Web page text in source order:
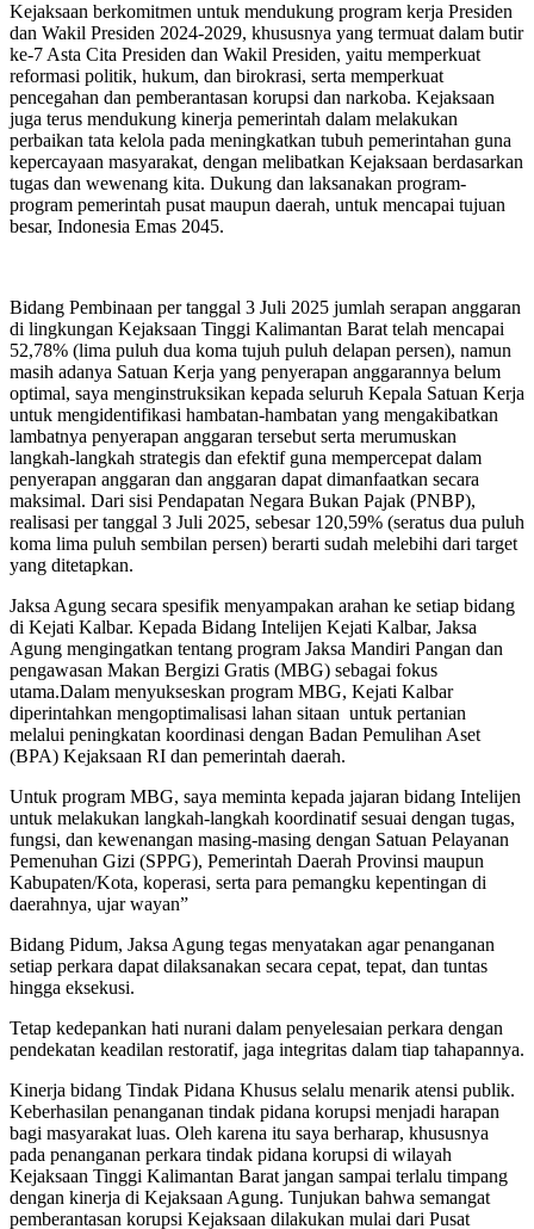
Kejaksaan berkomitmen untuk mendukung program kerja Presiden
dan Wakil Presiden 2024-2029, khususnya yang termuat dalam butir
ke-7 Asta Cita Presiden dan Wakil Presiden, yaitu memperkuat
reformasi politik, hukum, dan birokrasi, serta memperkuat
pencegahan dan pemberantasan korupsi dan narkoba. Kejaksaan
juga terus mendukung kinerja pemerintah dalam melakukan
perbaikan tata kelola pada meningkatkan tubuh pemerintahan guna
kepercayaan masyarakat, dengan melibatkan Kejaksaan berdasarkan
tugas dan wewenang kita. Dukung dan laksanakan program-
program pemerintah pusat maupun daerah, untuk mencapai tujuan
besar, Indonesia Emas 2045.
Bidang Pembinaan per tanggal 3 Juli 2025 jumlah serapan anggaran
di lingkungan Kejaksaan Tinggi Kalimantan Barat telah mencapai
52,78% (lima puluh dua koma tujuh puluh delapan persen), namun
masih adanya Satuan Kerja yang penyerapan anggarannya belum
optimal, saya menginstruksikan kepada seluruh Kepala Satuan Kerja
untuk mengidentifikasi hambatan-hambatan yang mengakibatkan
lambatnya penyerapan anggaran tersebut serta merumuskan
langkah-langkah strategis dan efektif guna mempercepat dalam
penyerapan anggaran dan anggaran dapat dimanfaatkan secara
maksimal. Dari sisi Pendapatan Negara Bukan Pajak (PNBP),
realisasi per tanggal 3 Juli 2025, sebesar 120,59% (seratus dua puluh
koma lima puluh sembilan persen) berarti sudah melebihi dari target
yang ditetapkan.
Jaksa Agung secara spesifik menyampakan arahan ke setiap bidang
di Kejati Kalbar. Kepada Bidang Intelijen Kejati Kalbar, Jaksa
Agung mengingatkan tentang program Jaksa Mandiri Pangan dan
pengawasan Makan Bergizi Gratis (MBG) sebagai fokus
utama.Dalam menyukseskan program MBG, Kejati Kalbar
diperintahkan mengoptimalisasi lahan sitaan untuk pertanian
melalui peningkatan koordinasi dengan Badan Pemulihan Aset
(BPA) Kejaksaan RI dan pemerintah daerah.
Untuk program MBG, saya meminta kepada jajaran bidang Intelijen
untuk melakukan langkah-langkah koordinatif sesuai dengan tugas,
fungsi, dan kewenangan masing-masing dengan Satuan Pelayanan
Pemenuhan Gizi (SPPG), Pemerintah Daerah Provinsi maupun
Kabupaten/Kota, koperasi, serta para pemangku kepentingan di
daerahnya, ujar wayan”
Bidang Pidum, Jaksa Agung tegas menyatakan agar penanganan
setiap perkara dapat dilaksanakan secara cepat, tepat, dan tuntas
hingga eksekusi.
Tetap kedepankan hati nurani dalam penyelesaian perkara dengan
pendekatan keadilan restoratif, jaga integritas dalam tiap tahapannya.
Kinerja bidang Tindak Pidana Khusus selalu menarik atensi publik.
Keberhasilan penanganan tindak pidana korupsi menjadi harapan
bagi masyarakat luas. Oleh karena itu saya berharap, khususnya
pada penanganan perkara tindak pidana korupsi di wilayah
Kejaksaan Tinggi Kalimantan Barat jangan sampai terlalu timpang
dengan kinerja di Kejaksaan Agung. Tunjukan bahwa semangat
pemberantasan korupsi Kejaksaan dilakukan mulai dari Pusat